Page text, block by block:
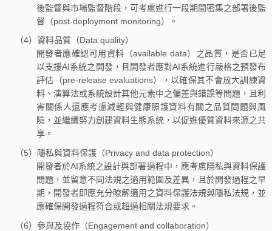
後監督與市場監督階段，可考慮進行一段期間密集之部署後監
督（post-deployment monitoring）。
（4）資料品質（Data quality）
開發者應確認可用資料（available data）之品質，是否已足
以支援AI系統之開發，且開發者應對AI系統進行嚴格之預發布
評估（pre-release evaluations），以確保其不會放大訓練資
料、演算法或系統設計其他元素中之偏差與錯誤等問題，且利
害關係人還應考慮減輕與健康照護資料有關之品質問題與風
險，並繼續努力創建資料生態系統，以促進優質資料來源之共
享。
（5）隱私與資料保護（Privacy and data protection）
開發者於AI系統之設計與部署過程中，應考慮隱私與資料保護
問題，並留意不同法規之適用範圍及差異，且於開發過程之早
期，開發者即應充分瞭解適用之資料保護法規與隱私法規，並
應確保開發過程符合或超過相關法規要求。
（6）參與及協作（Engagement and collaboration）